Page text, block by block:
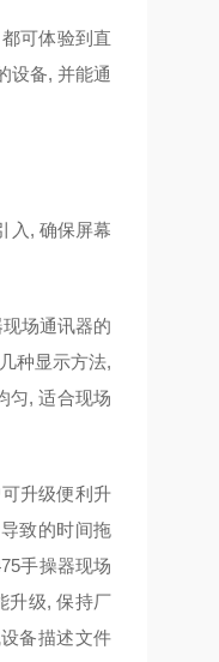
可体验到直
设备, 并能通
入, 确保屏幕
场通讯器的
种显示方法,
匀, 适合现场
升级便利升
致的时间拖
手操器现场
升级, 保持厂
备描述文件